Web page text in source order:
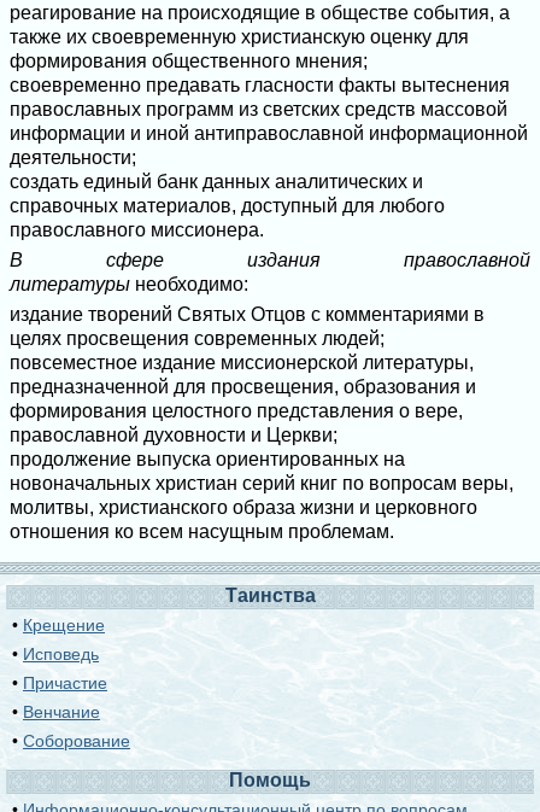
реагирование на происходящие в обществе события, а
также их своевременную христианскую оценку для
формирования общественного мнения;
своевременно предавать гласности факты вытеснения
православных программ из светских средств массовой
информации и иной антиправославной информационной
деятельности;
создать единый банк данных аналитических и
справочных материалов, доступный для любого
православного миссионера.
В сфере издания православной
литературы необходимо:
издание творений Святых Отцов с комментариями в
целях просвещения современных людей;
повсеместное издание миссионерской литературы,
предназначенной для просвещения, образования и
формирования целостного представления о вере,
православной духовности и Церкви;
продолжение выпуска ориентированных на
новоначальных христиан серий книг по вопросам веры,
молитвы, христианского образа жизни и церковного
отношения ко всем насущным проблемам.
Таинства
• Крещение
• Исповедь
• Причастие
• Венчание
•Соборование
Помощь